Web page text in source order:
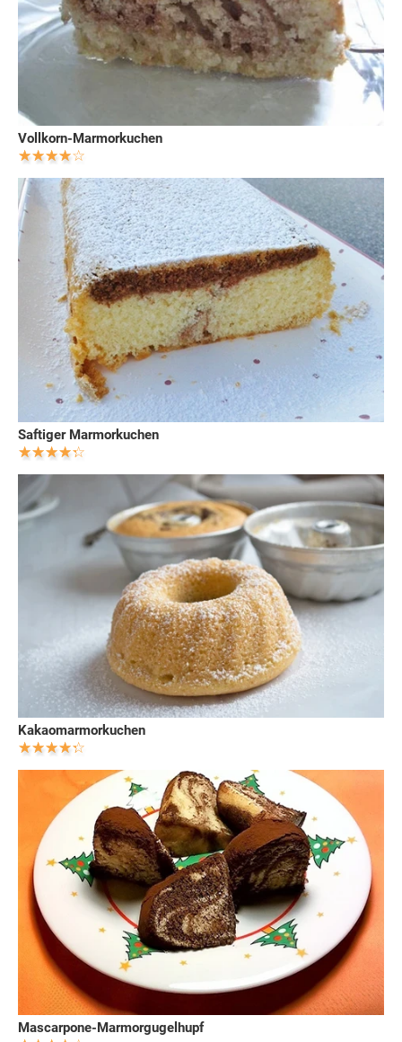
Vollkorn-Marmorkuchen
Saftiger Marmorkuchen
Kakaomarmorkuchen
Mascarpone-Marmorgugelhupf